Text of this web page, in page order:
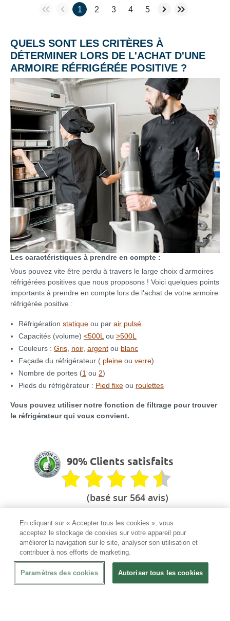
1 2 3 4 5
QUELS SONT LES CRITÈRES À
DÉTERMINER LORS DE L'ACHAT D'UNE
ARMOIRE RÉFRIGÉRÉE POSITIVE ?
Les caractéristiques à prendre en compte :
Vous pouvez vite être perdu à travers le large choix d'armoires
réfrigérées positives que nous proposons ! Voici quelques points
importants à prendre en compte lors de l'achat de votre armoire
réfrigérée positive :
Réfrigération statique ou par air pulsé
Capacités (volume) <500L ou >500L
Couleurs : Gris noir, argent ou blanc
Façade du réfrigérateur ( pleine ou verre)
Nombre de portes (1 ou 2)
Pieds du réfrigérateur : Pied fixe ou roulettes
Vous pouvez utiliser notre fonction de filtrage pour trouver
le réfrigérateur qui vous convient.
90% Clients satisfaits
(basé sur 564 avis)
Votre partenaire CHR
Le professionnel de l'équipement
En cliquant sur « Accepter tous les cookies », vous
acceptez le stockage de cookies sur votre appareil pour
améliorer la navigation sur le site, analyser son utilisation et
contribuer à nos efforts de marketing.
Paramètres des cookies Autoriser tous les cookies